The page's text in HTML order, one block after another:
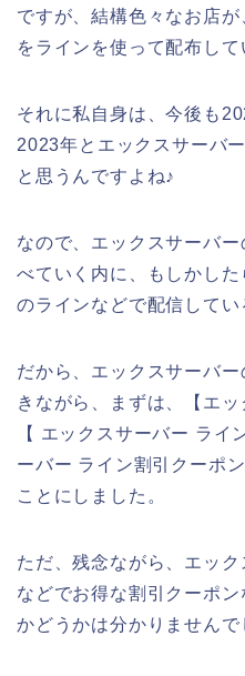
ですが、結構色々なお店
をラインを使って配布して
それに私自身は、今後も
2023年とエックスサーバ
と思うんですよね♪
なので、エックスサーバ
べていく内に、もしかし
のラインなどで配信してい
だから、エックスサーバ
きながら、まずは、【エッ
【 エックスサーバー ライ
ーバー ライン割引クーポ
ことにしました。
ただ、残念ながら、エッ
などでお得な割引クーポ
かどうかは分かりませんで